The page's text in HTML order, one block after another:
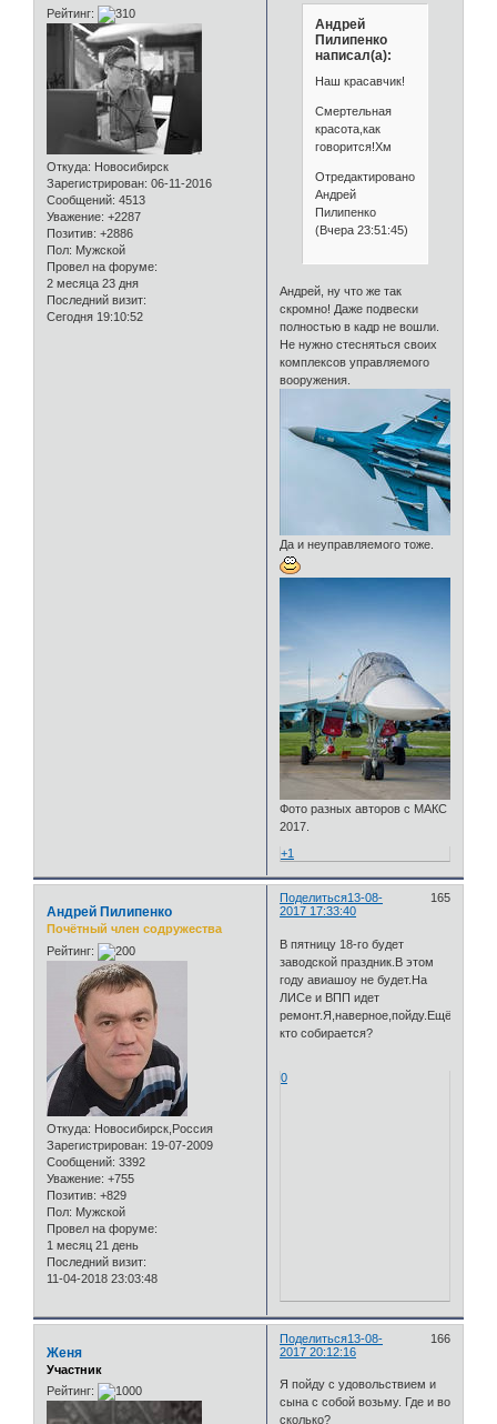
Рейтинг:
Откуда: Новосибирск
Зарегистрирован: 06-11-2016
Сообщений: 4513
Уважение: +2287
Позитив: +2886
Пол: Мужской
Провел на форуме:
2 месяца 23 дня
Последний визит:
Сегодня 19:10:52
Андрей
Пилипенко
написал(а):
Наш красавчик!
Смертельная
красота,как
говорится!Хм
Отредактировано
Андрей
Пилипенко
(Вчера 23:51:45)
Андрей, ну что же так
скромно! Даже подвески
полностью в кадр не вошли.
Не нужно стесняться своих
комплексов управляемого
вооружения.
Да и неуправляемого тоже.
Фото разных авторов с МАКС
2017.
+1
Поделиться 165
13-08-
2017 17:33:40
Андрей Пилипенко
Почётный член содружества
Рейтинг:
Откуда: Новосибирск,Россия
Зарегистрирован: 19-07-2009
Сообщений: 3392
Уважение: +755
Позитив: +829
Пол: Мужской
Провел на форуме:
1 месяц 21 день
Последний визит:
11-04-2018 23:03:48
В пятницу 18-го будет
заводской праздник.В этом
году авиашоу не будет.На
ЛИСе и ВПП идет
ремонт.Я,наверное,пойду.Ещё
кто собирается?
0
Поделиться 166
13-08-
2017 20:12:16
Женя
Участник
Рейтинг:
Я пойду с удовольствием и
сына с собой возьму. Где и во
сколько?